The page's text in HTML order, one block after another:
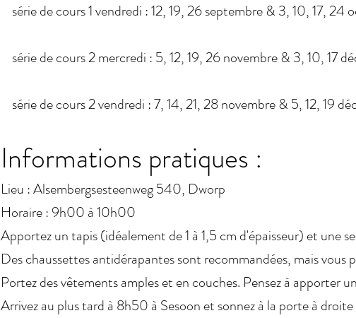
série de cours 1 vendredi : 12, 19, 26 septembre & 3, 10, 17, 24
série de cours 2 mercredi : 5, 12, 19, 26 novembre & 3, 10, 17
série de cours 2 vendredi : 7, 14, 21, 28 novembre & 5, 12, 19
Informations pratiques :
Lieu : Alsembergsesteenweg 540, Dworp
Horaire : 9h00 à 10h00
Apportez un tapis (idéalement de 1 à 1,5 cm d'épaisseur) et une
Des chaussettes antidérapantes sont recommandées, mais vous
Portez des vêtements amples et en couches. Pensez à apporter
Arrivez au plus tard à 8h50 à Sesoon et sonnez à la porte à